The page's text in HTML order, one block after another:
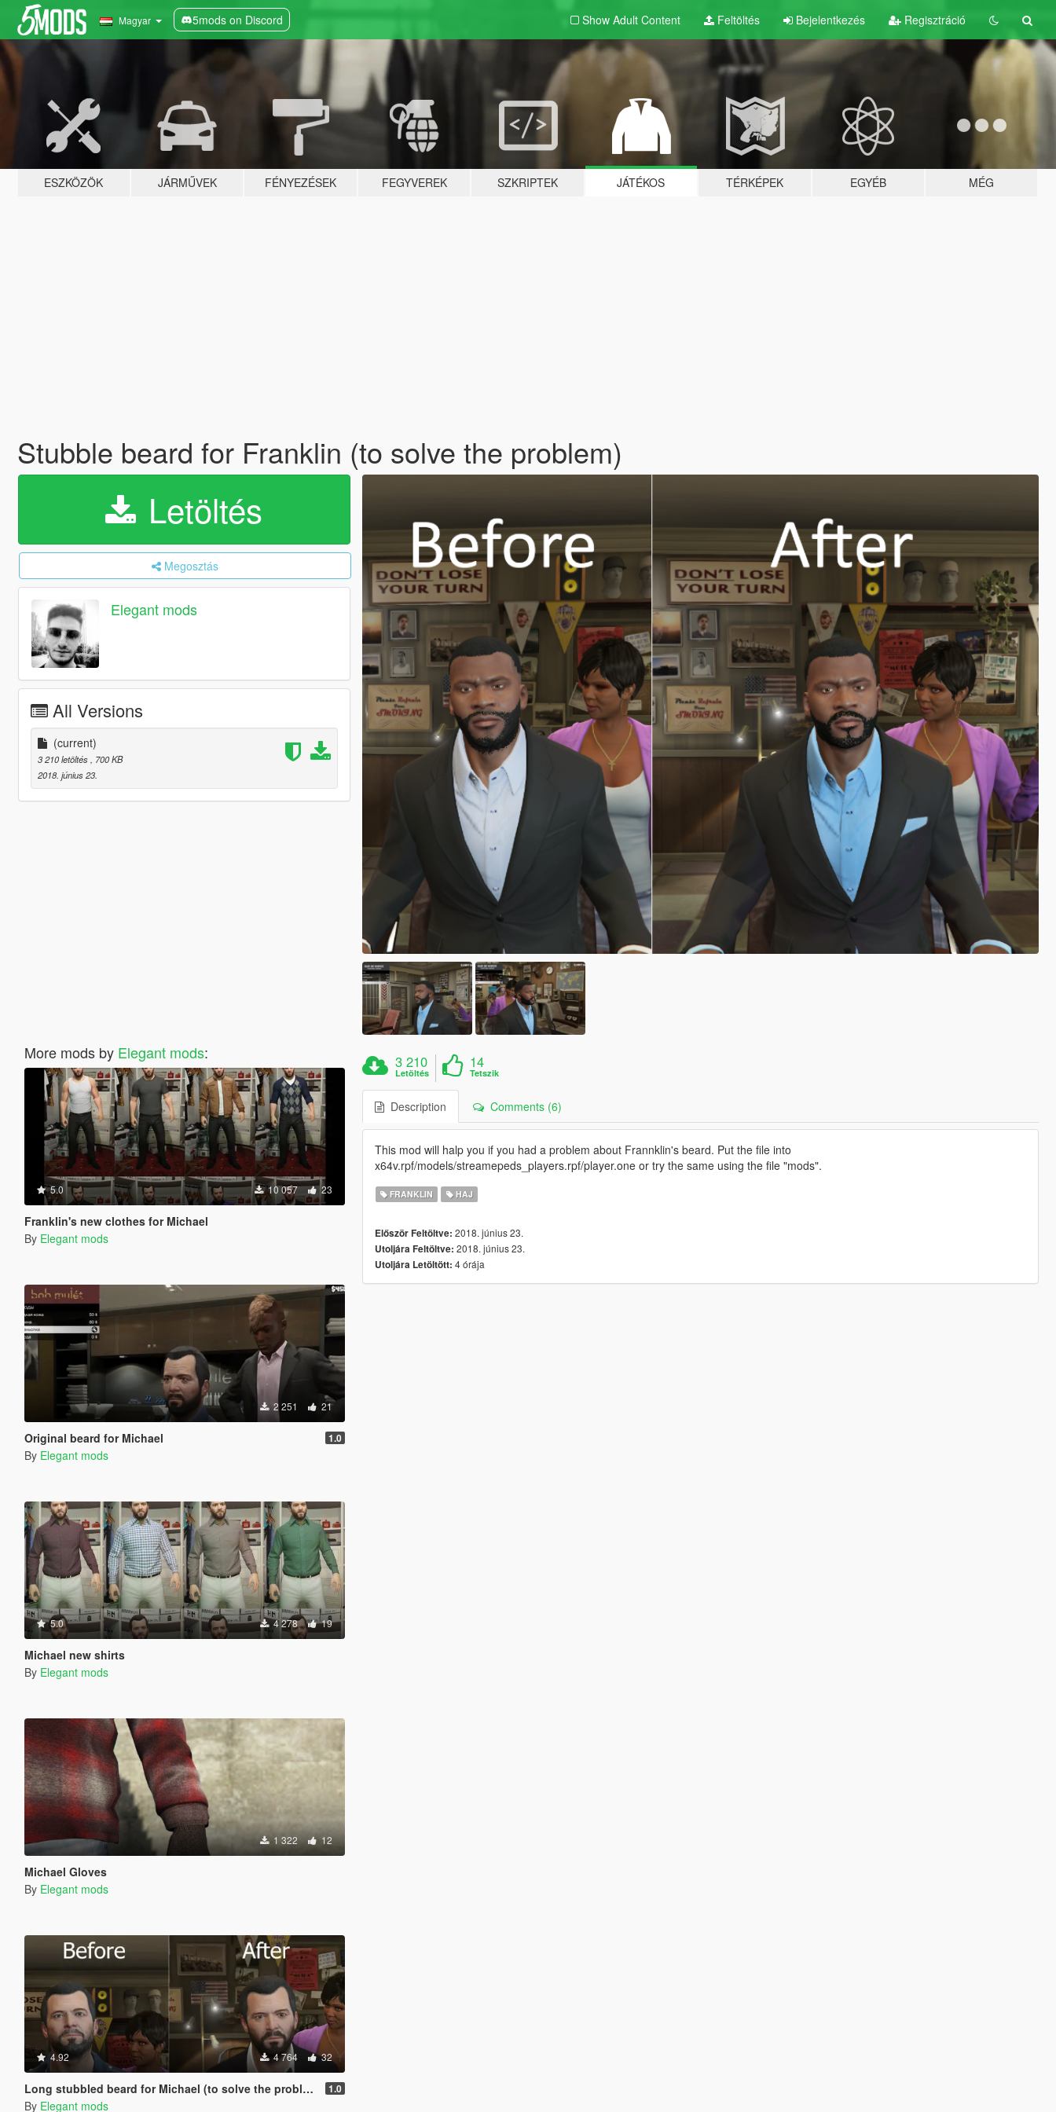
Magyar 5mods on Discord Show Adult Content Feltöltés Bejelentkezés Regisztráció
ESZKÖZÖK JÁRMŰVEK FÉNYEZÉSEK FEGYVEREK SZKRIPTEK JÁTÉKOS TÉRKÉPEK EGYÉB MÉG
Stubble beard for Franklin (to solve the problem)
Letöltés
Megosztás
Elegant mods
All Versions
(current)
3 210 letöltés
, 700 KB
2018. június 23.
More mods by Elegant mods:
5.0 10 057 23
Franklin's new clothes for Michael
By Elegant mods
2 251 21
Original beard for Michael 1.0
By Elegant mods
5.0 4 278 19
Michael new shirts
By Elegant mods
1 322 12
Michael Gloves
By Elegant mods
4.92 4 764 32
Long stubbled beard for Michael (to solve the problem) 1.0
By Elegant mods
3 210
Letöltés
14
Tetszik
Description Comments (6)
This mod will halp you if you had a problem about Frannklin's beard. Put the file into
x64v.rpf/models/streamepeds_players.rpf/player.one or try the same using the file "mods".
FRANKLIN HAJ
Először Feltöltve: 2018. június 23.
Utoljára Feltöltve: 2018. június 23.
Utoljára Letöltött: 4 órája